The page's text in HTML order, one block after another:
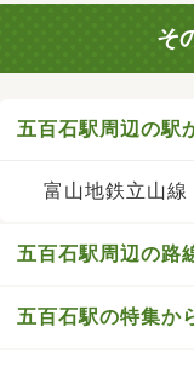
そ
五百石駅周辺の駅
富山地鉄立山線
五百石駅周辺の路
五百石駅の特集か